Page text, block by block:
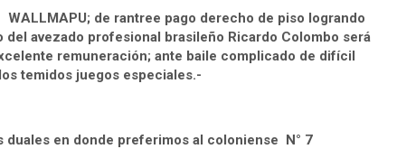
de rantree pago derecho de piso logrando
del avezado profesional brasileño Ricardo Colombo será
remuneración; ante baile complicado de difícil
temidos juegos especiales.-
duales en donde preferimos al coloniense N° 7